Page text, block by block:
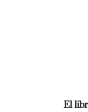
El